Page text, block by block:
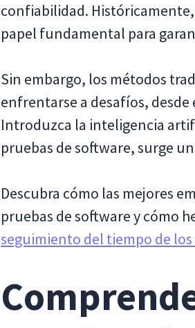
confiabilidad.
papel fundamental para
Sin embargo, los métodos
enfrentarse a desafíos,
Introduzca la inteligencia
pruebas de software, surge
Descubra cómo las mejores
pruebas de software y cómo
seguimiento del tiempo de